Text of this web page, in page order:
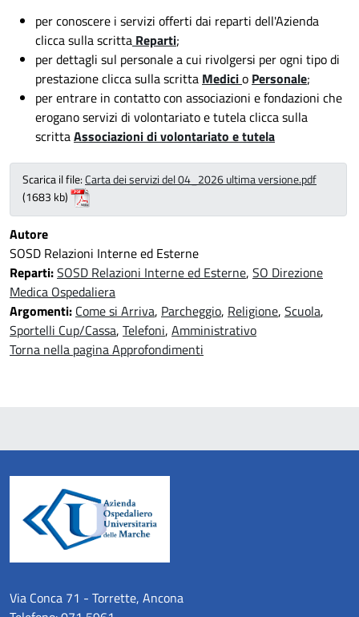
per conoscere i servizi offerti dai reparti dell'Azienda
clicca sulla scritta Reparti;
per dettagli sul personale a cui rivolgersi per ogni tipo di
prestazione clicca sulla scritta Medicio Personale;
per entrare in contatto con associazioni e fondazioni che
erogano servizi di volontariato e tutela clicca sulla
scrittaAssociazioni di volontariato e tutela
Scarica il file:Carta dei servizi del 04_2026 ultima versione.pdf
(1683 kb)
Autore
SOSD Relazioni Interne ed Esterne
Reparti:SOSD Relazioni Interne ed Esterne, SO Direzione
Medica Ospedaliera
Argomenti: Come si Arriva, Parcheggio, Religione, Scuola,
Sportelli Cup/Cassa, Telefoni, Amministrativo
Torna nella pagina Approfondimenti
Via Conca 71 - Torrette, Ancona